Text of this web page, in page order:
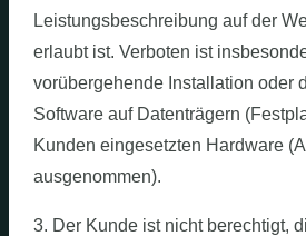
Leistungsbeschreibung auf der
erlaubt ist. Verboten ist
vorübergehende Installation oder
Software auf Datenträgern
Kunden eingesetzten Hardware
ausgenommen).
3. Der Kunde ist nicht berechtigt,